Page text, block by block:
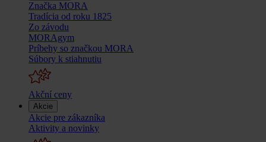
Značka MORA
Tradícia od roku 1825
Zo závodu
MORAgym
Príbehy so značkou MORA
Súbory k stiahnutiu
Akční ceny
Akcie
Akcie pre zákazníka
Aktivity a novinky